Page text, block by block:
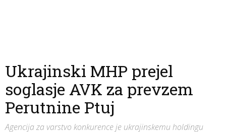
Ukrajinski MHP prejel
soglasje AVK za prevzem
Perutnine Ptuj
Agencija za varstvo konkurence je ukrajinskemu holdingu